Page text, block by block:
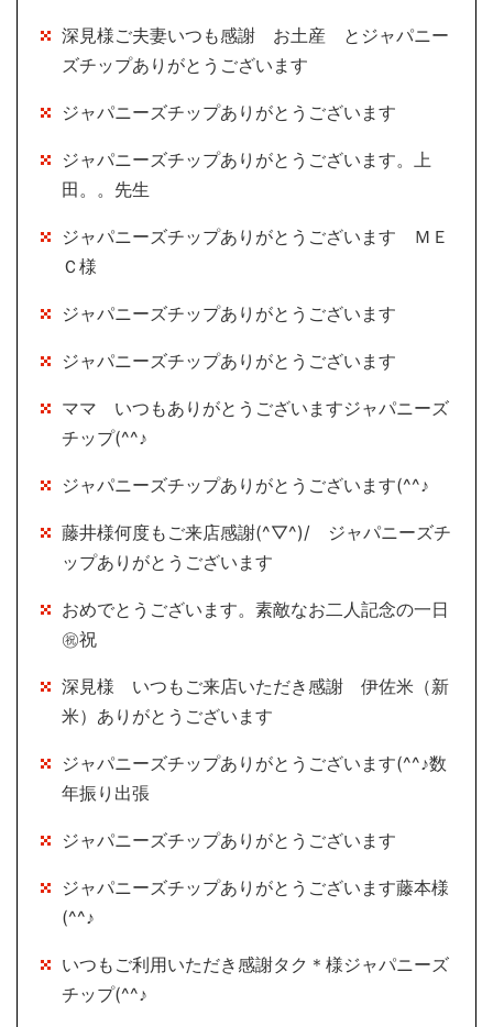
深見様ご夫妻いつも感謝 お土産 とジャパニー
ズチップありがとうございます
ジャパニーズチップありがとうございます
ジャパニーズチップありがとうございます。上
田。。先生
ジャパニーズチップありがとうございます ＭＥ
Ｃ様
ジャパニーズチップありがとうございます
ジャパニーズチップありがとうございます
ママ いつもありがとうございますジャパニーズ
チップ(^^♪
ジャパニーズチップありがとうございます(^^♪
藤井様何度もご来店感謝(^▽^)/ ジャパニーズチ
ップありがとうございます
おめでとうございます。素敵なお二人記念の一日
㊗祝
深見様 いつもご来店いただき感謝 伊佐米（新
米）ありがとうございます
ジャパニーズチップありがとうございます(^^♪数
年振り出張
ジャパニーズチップありがとうございます
ジャパニーズチップありがとうございます藤本様
(^^♪
いつもご利用いただき感謝タク＊様ジャパニーズ
チップ(^^♪